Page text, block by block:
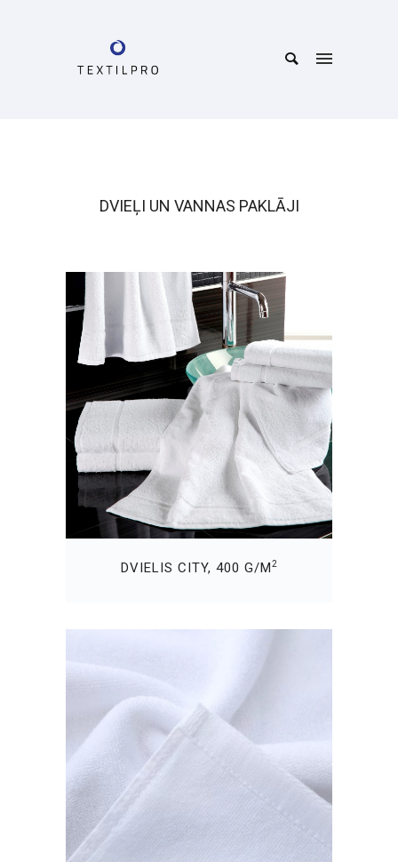
DVIEĻI UN VANNAS PAKLĀJI
DVIELIS CITY, 400 G/M2